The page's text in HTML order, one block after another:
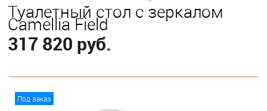
Туалетный стол с зеркалом
Camellia Field
317 820 руб.
Под заказ